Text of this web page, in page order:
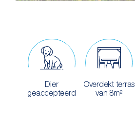
Dier
geaccepteerd
Overdekt terras
van 8m²